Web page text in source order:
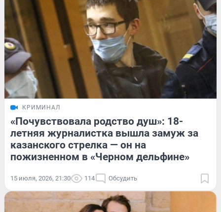
КРИМИНАЛ
«Почувствовала родство душ»: 18-
летняя журналистка вышла замуж за
казанского стрелка — он на
пожизненном в «Черном дельфине»
15 июля, 2026, 21:30 114 Обсудить